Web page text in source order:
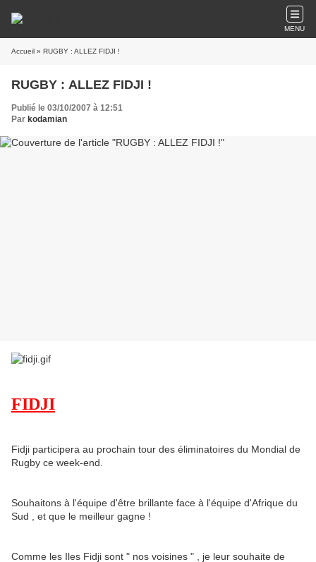
MENU
Accueil » RUGBY : ALLEZ FIDJI !
RUGBY : ALLEZ FIDJI !
Publié le 03/10/2007 à 12:51
Par kodamian
FIDJI
Fidji participera au prochain tour des éliminatoires du Mondial de
Rugby ce week-end.
Souhaitons à l'équipe d'être brillante face à l'équipe d'Afrique du
Sud , et que le meilleur gagne !
Comme les Iles Fidji sont " nos voisines " , je leur souhaite de